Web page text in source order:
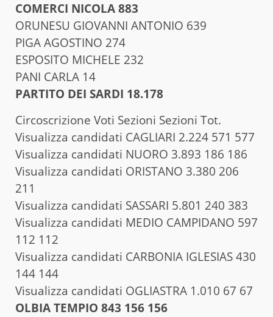
COMERCI NICOLA 883
ORUNESU GIOVANNI ANTONIO 639
PIGA AGOSTINO 274
ESPOSITO MICHELE 232
PANI CARLA 14
PARTITO DEI SARDI 18.178
Circoscrizione Voti Sezioni Sezioni Tot.
Visualizza candidati CAGLIARI 2.224 571 577
Visualizza candidati NUORO 3.893 186 186
Visualizza candidati ORISTANO 3.380 206
211
Visualizza candidati SASSARI 5.801 240 383
Visualizza candidati MEDIO CAMPIDANO 597
112 112
Visualizza candidati CARBONIA IGLESIAS 430
144 144
Visualizza candidati OGLIASTRA 1.010 67 67
OLBIA TEMPIO 843 156 156